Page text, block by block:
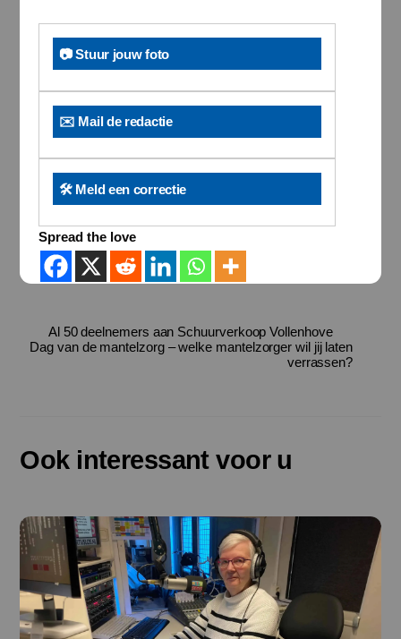
📷 Stuur jouw foto
✉️ Mail de redactie
🛠️ Meld een correctie
Spread the love
Al 50 deelnemers aan Schuurverkoop Vollenhove
Dag van de mantelzorg – welke mantelzorger wil jij laten
verrassen?
Ook interessant voor u